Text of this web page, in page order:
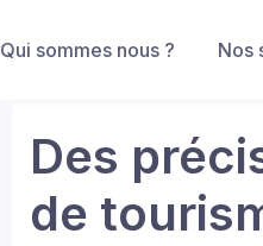
Qui sommes nous ? Nos
Des
de